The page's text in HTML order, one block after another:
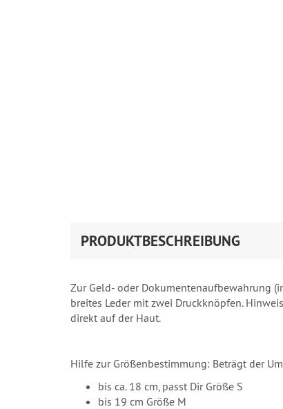
PRODUKTBESCHREIBUNG
Zur Geld- oder Dokumentenaufbewahrung
breites Leder mit zwei Druckknöpfen.
direkt auf der Haut.
Hilfe zur Größenbestimmung: Beträgt der
bis ca. 18 cm, passt Dir Größe S
bis 19 cm Größe M